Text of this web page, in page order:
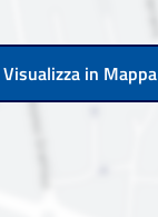
Visualizza in Mappa